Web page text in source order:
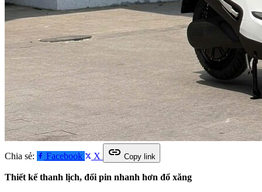
Chia sẻ: Facebook X link Copy link
Thiết kế thanh lịch, đổi pin nhanh hơn đổ xăng